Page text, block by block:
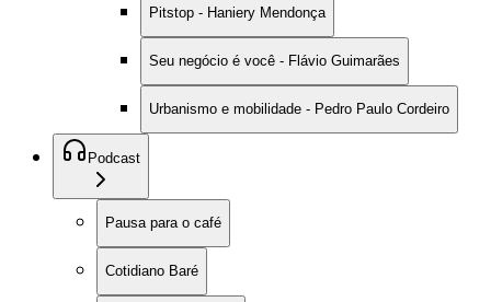
Pitstop - Haniery Mendonça
Seu negócio é você - Flávio Guimarães
Urbanismo e mobilidade - Pedro Paulo Cordeiro
Podcast
Pausa para o café
Cotidiano Baré